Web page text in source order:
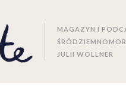
MAGAZYN I
JULII WOLLNER